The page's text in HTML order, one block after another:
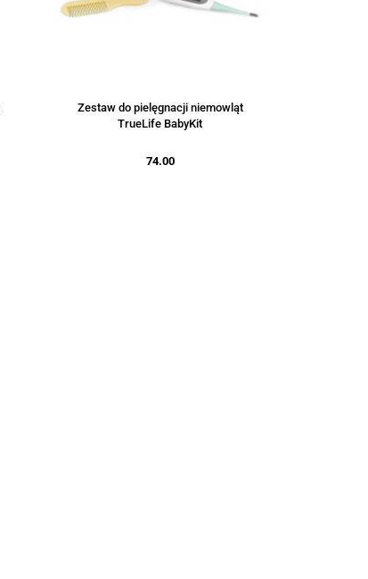
Zestaw do pielęgnacji niemowląt
TrueLife BabyKit
74.00